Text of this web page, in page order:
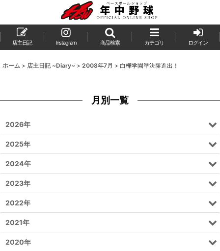
店主日記 Instagram 商品検索 カテゴリ ログイン
ホーム > 店主日記 ~Diary~ > 2008年7月 > 白樺学園準決勝進出！
月別一覧
2026年
2025年
2024年
2023年
2022年
2021年
2020年